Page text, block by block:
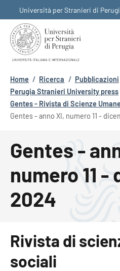
Università per Stranieri di
Briciole di pane
Home / Ricerca / Pubblicazioni
Perugia Stranieri University press
Gentes - Rivista di Scienze
Gentes - anno XI, numero 11 -
Gentes -
numero 11
2024
Rivista di
sociali